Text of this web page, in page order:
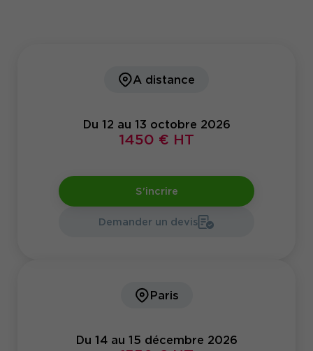
A distance
Du 12 au 13 octobre 2026
1450 € HT
S'incrire
Demander un devis
Paris
Du 14 au 15 décembre 2026